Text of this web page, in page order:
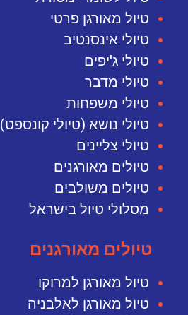
טיול מאורגן פרטי
טיולי אינסנטיב
טיולי ג'יפים
טיולי מדבר
טיולי משפחות
טיולי נושא (טיולי קונספט)
טיולי צליינים
טיולים מאורגנים
טיולים משולבים
מסלולי טיול בישראל
טיולים מאורגנים
טיול מאורגן למרוקו
טיול מאורגן לאלבניה